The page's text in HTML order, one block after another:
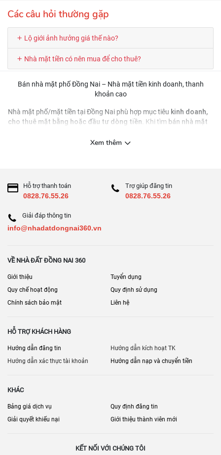
Các câu hỏi thường gặp
Lộ giới ảnh hưởng giá thế nào?
Nhà mặt tiền có nên mua để cho thuê?
Bán nhà mặt phố Đồng Nai – Nhà mặt tiền kinh doanh, thanh
khoản cao
Nhà mặt phố/mặt tiền tại Đồng Nai phù hợp mục tiêu kinh doanh,
cho thuê mặt bằng hoặc đầu tư dòng tiền . Khi tìm bán nhà mặt
hoạch mở đường – bề ngang mặt tiềnvà các điều kiện khai thác
Kiểm tralưu lượng xe , hướng di chuyển, điểm quay đầu
Đánh giákhả năng cho thuê
vuông vức
Checklist quan trọng
Bề ngang – chiều sâu, mặt bằng có cột chắn không
Kết cấu nhà (tầng trệt tối ưu kinh doanh)
[Bán nhà đất Đồng Nai] • [Bán cửa hàng – kiot Đồng Nai] • [Bán nhà
Xem thêm
Hỗ trợ thanh toán
0828.76.55.26
Trợ giúp đăng tin
0828.76.55.26
Giải đáp thông tin
info@nhadatdongnai360.vn
VỀ NHÀ ĐẤT ĐỒNG NAI 360
Giới thiệu
Tuyển dụng
Quy chế hoạt động
Quy định sử dụng
Chính sách bảo mật
Liên hệ
HỖ TRỢ KHÁCH HÀNG
Hướng dẫn đăng tin
Hướng dẫn kích hoạt TK
Hướng dẫn xác thực tài khoản
Hướng dẫn nạp và chuyển tiền
KHÁC
Bảng giá dịch vụ
Quy định đăng tin
Giải quyết khiếu nại
Giới thiệu thành viên mới
KẾT NỐI VỚI CHÚNG TÔI